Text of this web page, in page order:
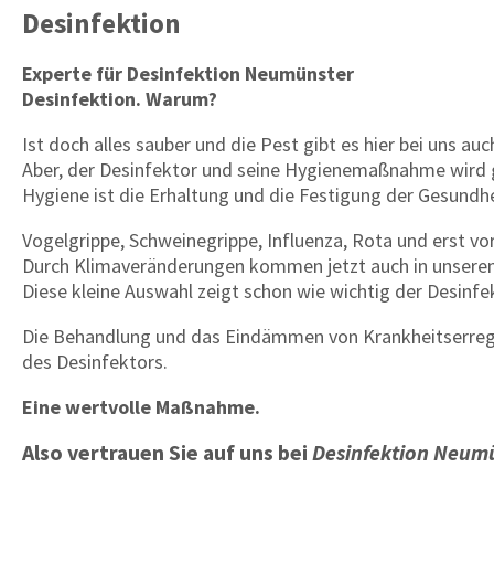
Desinfektion
Experte für Desinfektion Neumünster
Desinfektion. Warum?
Ist doch alles sauber und die Pest gibt es hier bei uns
Aber, der Desinfektor und seine Hygienemaßnahme
Hygiene ist die Erhaltung und die Festigung der
Vogelgrippe, Schweinegrippe, Influenza, Rota und erst
Durch Klimaveränderungen kommen jetzt auch in
Diese kleine Auswahl zeigt schon wie wichtig der
Die Behandlung und das Eindämmen von
des Desinfektors.
Eine wertvolle Maßnahme.
Also vertrauen Sie auf uns bei Desinfektion